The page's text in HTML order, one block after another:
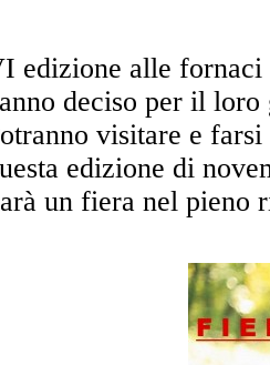
edizione alle fornaci
deciso per il
visitare e
edizione di
un fiera nel pieno